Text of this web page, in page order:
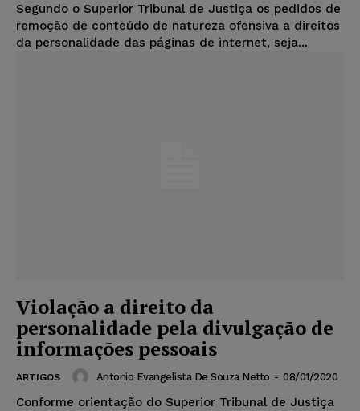
Segundo o Superior Tribunal de Justiça os pedidos de
remoção de conteúdo de natureza ofensiva a direitos
da personalidade das páginas de internet, seja...
Violação a direito da
personalidade pela divulgação de
informações pessoais
ARTIGOS Antonio Evangelista De Souza Netto - 08/01/2020
Conforme orientação do Superior Tribunal de Justiça